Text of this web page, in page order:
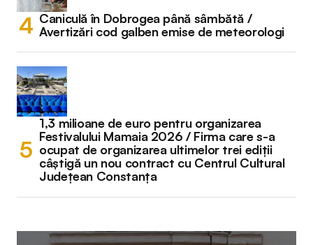
Caniculă în Dobrogea până sâmbătă /
Avertizări cod galben emise de meteorologi
1,3 milioane de euro pentru organizarea
Festivalului Mamaia 2026 / Firma care s-a
ocupat de organizarea ultimelor trei ediții
câștigă un nou contract cu Centrul Cultural
Județean Constanța